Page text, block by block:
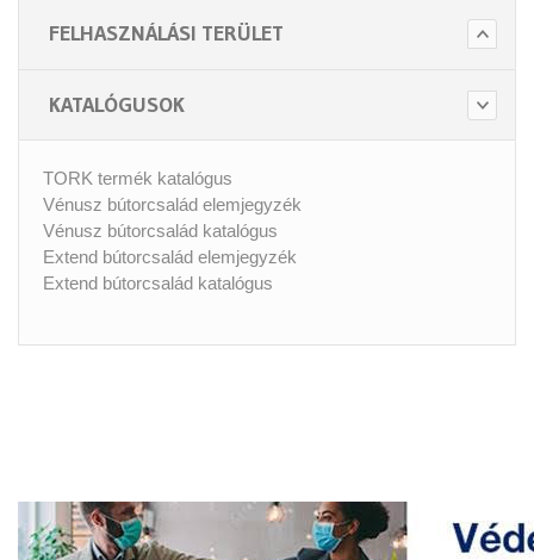
FELHASZNÁLÁSI TERÜLET
KATALÓGUSOK
TORK termék katalógus
Vénusz bútorcsalád elemjegyzék
Vénusz bútorcsalád katalógus
Extend bútorcsalád elemjegyzék
Extend bútorcsalád katalógus